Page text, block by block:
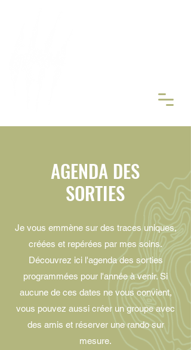
AGENDA DES
SORTIES
Je vous emmène sur des traces uniques,
créées et repérées par mes soins.
Découvrez ici l'agenda des sorties
programmées pour l'année à venir. Si
aucune de ces dates ne vous convient,
vous pouvez aussi créer un groupe avec
des amis et réserver une rando sur
mesure.